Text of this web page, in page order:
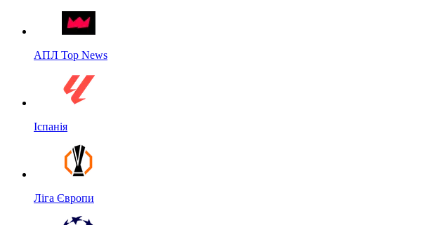
АПЛ Top News
Іспанія
Ліга Європи